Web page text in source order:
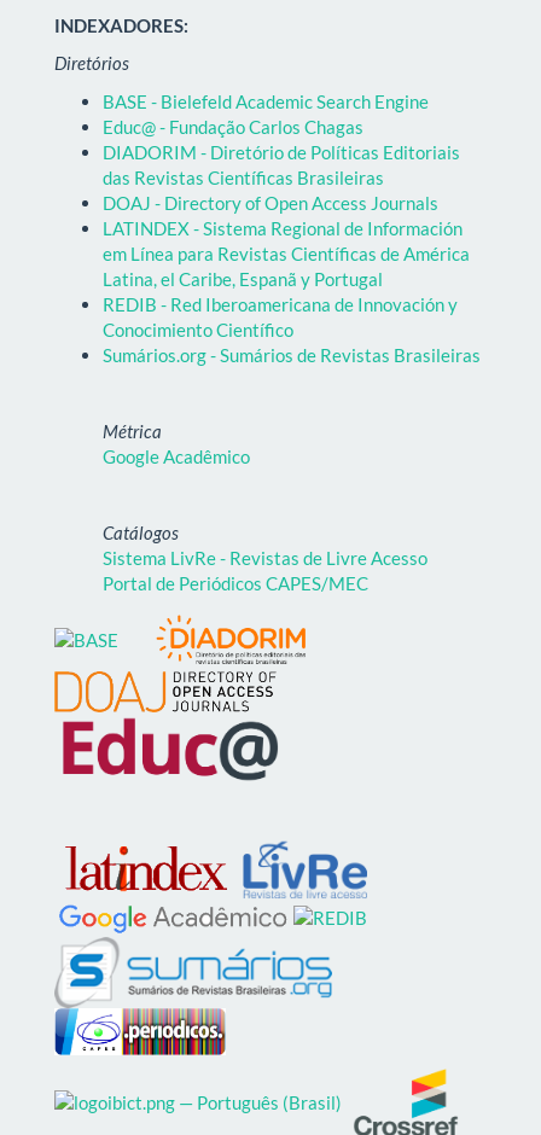
INDEXADORES:
Diretórios
BASE - Bielefeld Academic Search Engine
Educ@ - Fundação Carlos Chagas
DIADORIM - Diretório de Políticas Editoriais
das Revistas Científicas Brasileiras
DOAJ - Directory of Open Access Journals
LATINDEX - Sistema Regional de Información
em Línea para Revistas Científicas de América
Latina, el Caribe, Espanã y Portugal
REDIB - Red Iberoamericana de Innovación y
Conocimiento Científico
Sumários.org - Sumários de Revistas Brasileiras
Métrica
Google Acadêmico
Catálogos
Sistema LivRe - Revistas de Livre Acesso
Portal de Periódicos CAPES/MEC